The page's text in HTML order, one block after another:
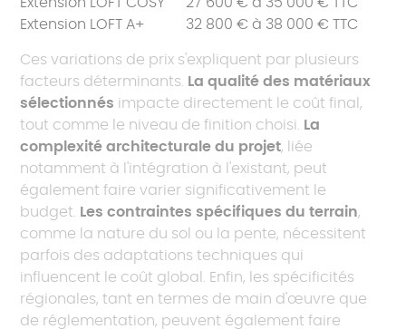
Extension LOFT COSY
27 600 € à 35 000 € TTC
Extension LOFT A+
32 800 € à 38 000 € TTC
Ces variations de prix s'expliquent par plusieurs
facteurs déterminants. La qualité des matériaux
sélectionnés impacte directement le coût final,
tout comme le niveau de finition choisi. La
complexité architecturale du projet, liée
notamment à l'intégration à l'existant, peut
également faire varier significativement le
budget. Les contraintes spécifiques du terrain,
comme la nature du sol ou la pente, nécessitent
parfois des adaptations techniques qui
influencent le coût global. Enfin, les spécificités
régionales, tant en termes de main d'œuvre que
de réglementation, peuvent également faire